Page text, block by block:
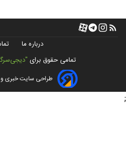
درباره ما
تمامی حقوق برای
طراحی سایت خبری و
;